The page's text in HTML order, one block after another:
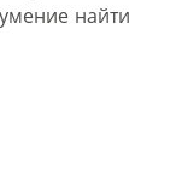
найти